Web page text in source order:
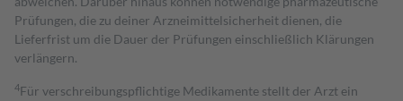
Prüfungen, die zu deiner Arzneimittelsicherheit dienen, die
Lieferfrist um die Dauer der Prüfungen einschließlich Klärungen
verlängern.
4Für verschreibungspflichtige Medikamente stellt der Arzt ein